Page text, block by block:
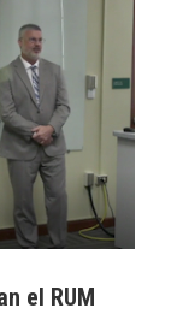
el RUM